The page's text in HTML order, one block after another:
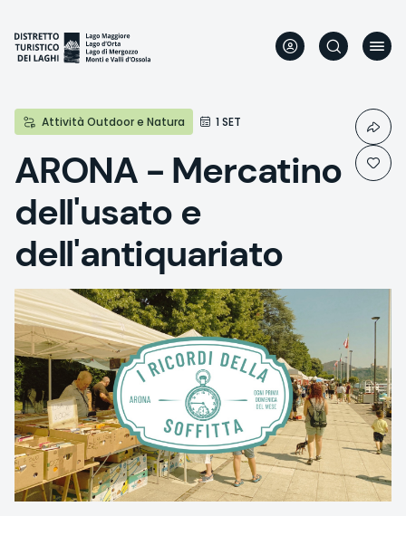
main
content
Attività Outdoor e Natura 1 SET
ARONA - Mercatino
dell'usato e
dell'antiquariato